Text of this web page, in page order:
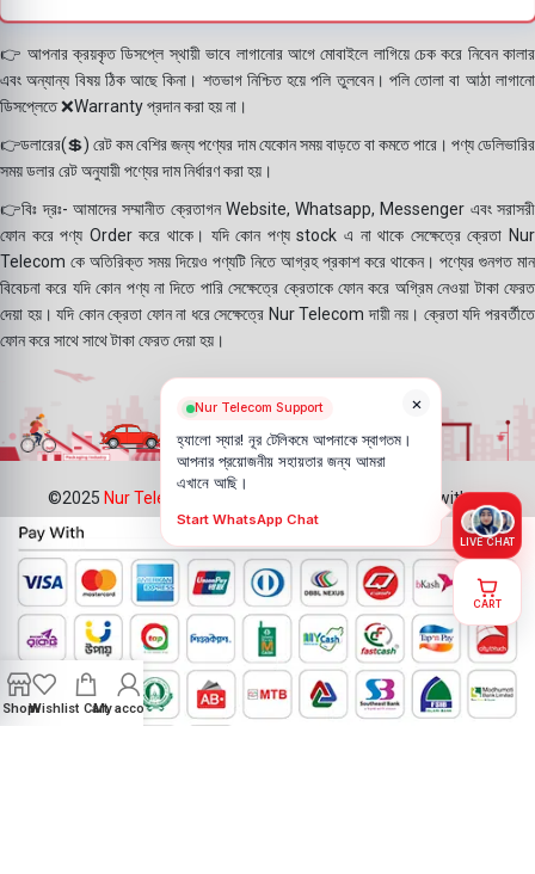
👉 আপনার ক্রয়কৃত ডিসপ্লে স্থায়ী ভাবে লাগানোর আগে মোবাইলে লাগিয়ে চেক করে নিবেন কালার
এবং অন্যান্য বিষয় ঠিক আছে কিনা। শতভাগ নিশ্চিত হয়ে পলি তুলবেন। পলি তোলা বা আঠা লাগানো
ডিসপ্লেতে ❌Warranty প্রদান করা হয় না।
👉ডলারের(💲) রেট কম বেশির জন্য পণ্যের দাম যেকোন সময় বাড়তে বা কমতে পারে। পণ্য ডেলিভারির
সময় ডলার রেট অনুযায়ী পণ্যের দাম নির্ধারণ করা হয়।
👉বিঃ দ্রঃ- আমাদের সম্মানীত ক্রেতাগন Website, Whatsapp, Messenger এবং সরাসরী
ফোন করে পণ্য Order করে থাকে। যদি কোন পণ্য stock এ না থাকে সেক্ষেত্রে ক্রেতা Nur
Telecom কে অতিরিক্ত সময় দিয়েও পণ্যটি নিতে আগ্রহ প্রকাশ করে থাকেন। পণ্যের গুনগত মান
বিবেচনা করে যদি কোন পণ্য না দিতে পারি সেক্ষেত্রে ক্রেতাকে ফোন করে অগ্রিম নেওয়া টাকা ফেরত
দেয়া হয়। যদি কোন ক্রেতা ফোন না ধরে সেক্ষেত্রে Nur Telecom দায়ী নয়। ক্রেতা যদি পরবর্তীতে
ফোন করে সাথে সাথে টাকা ফেরত দেয়া হয়।
©2025 Nur Telecom - All Rights Reserved || Created with ❤
ShopWishlist CartMy account
×
Nur Telecom Support
হ্যালো স্যার! নূর টেলিকমে আপনাকে স্বাগতম।
আপনার প্রয়োজনীয় সহায়তার জন্য আমরা
এখানে আছি।
Start WhatsApp Chat
LIVE CHAT
CART